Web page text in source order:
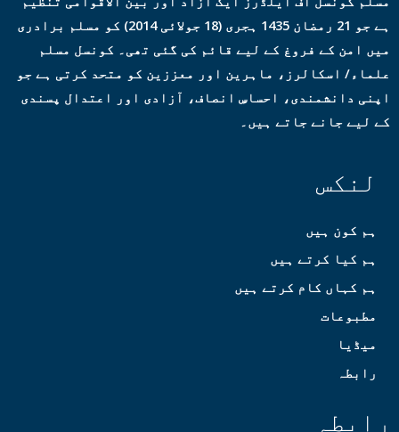
ہے جو 21 رمضان 1435 ہجری (18 جولائی 2014) کو مسلم برادری
میں امن کے فروغ کے لیے قائم کی گئی تھی۔ کونسل مسلم
علماء/ اسکالرز، ماہرین اور معززین کو متحد کرتی ہے جو
اپنی دانشمندی، احساسِ انصاف، آزادی اور اعتدال پسندی
کے لیے جانے جاتے ہیں۔
لنکس
ہم کون ہیں
ہم کیا کرتے ہیں
ہم کہاں کام کرتے ہیں
مطبوعات
میڈیا
رابطہ
رابطہ